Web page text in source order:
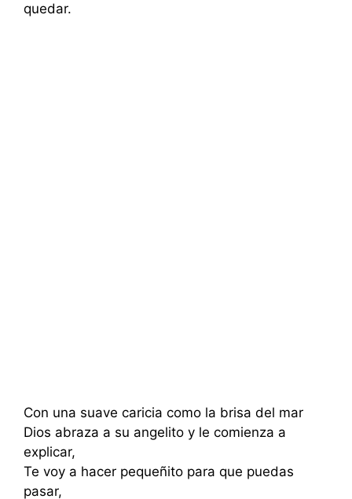
quedar.
Con una suave caricia como la brisa del mar
Dios abraza a su angelito y le comienza a
explicar,
Te voy a hacer pequeñito para que puedas
pasar,